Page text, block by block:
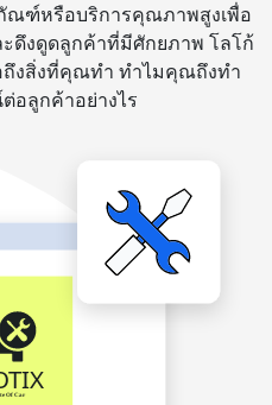
ณฑ์หรือบริการคุณภาพสูงเพื่อ
ดึงดูดลูกค้าที่มีศักยภาพ โลโก้
งสิ่งที่คุณทำ ทำไมคุณถึงทำ
อลูกค้าอย่างไร